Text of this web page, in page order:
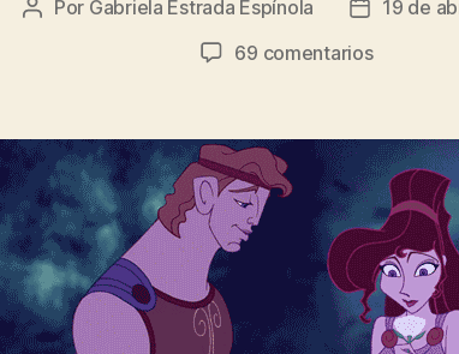
Autor
Por Gabriela Estrada Espínola
Fecha
la
19 de
69 comentariosen
la
falta
de
afectiva
y
cómo
daña